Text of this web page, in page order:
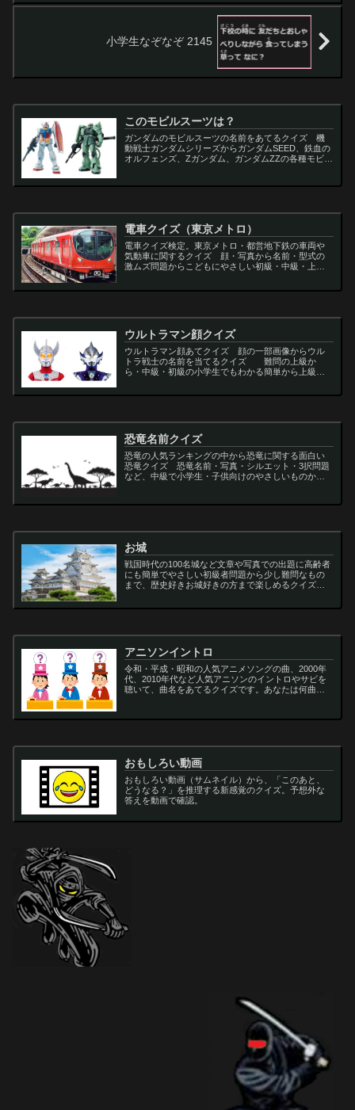
小学生なぞなぞ 2145
このモビルスーツは？
ガンダムのモビルスーツの名前をあてるクイズ 機
動戦士ガンダムシリーズからガンダムSEED、鉄血の
オルフェンズ、Zガンダム、ガンダムZZの各種モビル
電車クイズ（東京メトロ）
電車クイズ検定。東京メトロ・都営地下鉄の車両や
気動車に関するクイズ 顔・写真から名前・型式の
激ムズ問題からこどもにやさしい初級・中級・上級
ウルトラマン顔クイズ
ウルトラマン顔あてクイズ 顔の一部画像からウル
トラ戦士の名前を当てるクイズ 難問の上級か
ら・中級・初級の小学生でもわかる簡単から上級者
恐竜名前クイズ
恐竜の人気ランキングの中から恐竜に関する面白い
恐竜クイズ 恐竜名前・写真・シルエット・3択問題
など、中級で小学生・子供向けのやさしいものから
サ...
お城
戦国時代の100名城など文章や写真での出題に高齢者
にも簡単でやさしい初級者問題から少し難問なもの
まで、歴史好きお城好きの方まで楽しめるクイズで
アニソンイントロ
令和・平成・昭和の人気アニメソングの曲、2000年
代、2010年代など人気アニソンのイントロやサビを
聴いて、曲名をあてるクイズです。あなたは何曲わ
おもしろい動画
おもしろい動画（サムネイル）から、「このあと、
どうなる？」を推理する新感覚のクイズ。予想外な
答えを動画で確認。